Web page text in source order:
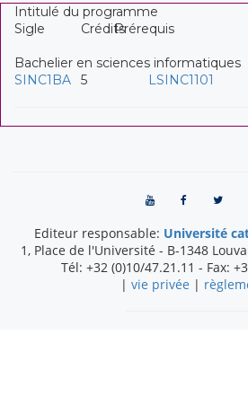
Intitulé du programme
Sigle
CréditsPrérequis
Bachelier en sciences informatiques
SINC1BA
5 LSINC1101
Editeur responsable: Université
1, Place de l'Université - B-1348
Tél: +32 (0)10/47.21.11 - Fax:
| vie privée |